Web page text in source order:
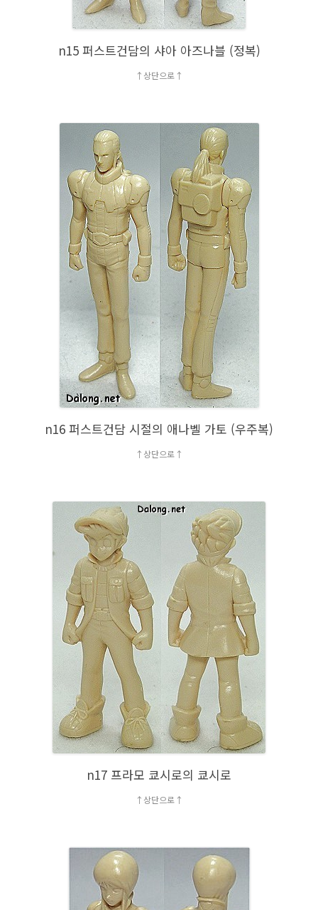
n15 퍼스트건담의 샤아 아즈나블 (정복)
↑상단으로↑
n16 퍼스트건담 시절의 애나벨 가토 (우주복)
↑상단으로↑
n17 프라모 쿄시로의 쿄시로
↑상단으로↑